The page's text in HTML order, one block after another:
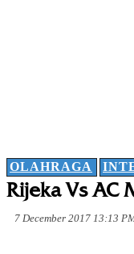
OLAHRAGA
Rijeka Vs AC
7 December 2017 13:13